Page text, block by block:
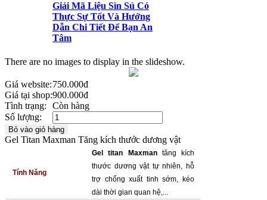
Giải Mã Liệu Sìn Sú Có
Thực Sự Tốt Và Hướng
Dẫn Chi Tiết Để Bạn An
Tâm
There are no images to display in the slideshow.
Giá website:750.000đ
Giá tại shop:900.000đ
Tình trạng:
Còn hàng
Số lượng:
Gel Titan Maxman Tăng kích thước dương vật
Tính Năng
Gel titan Maxmantăng kích
thước dương vật tự nhiên, hỗ
trợ chống xuất tinh sớm, kéo
dài thời gian quan hệ,...